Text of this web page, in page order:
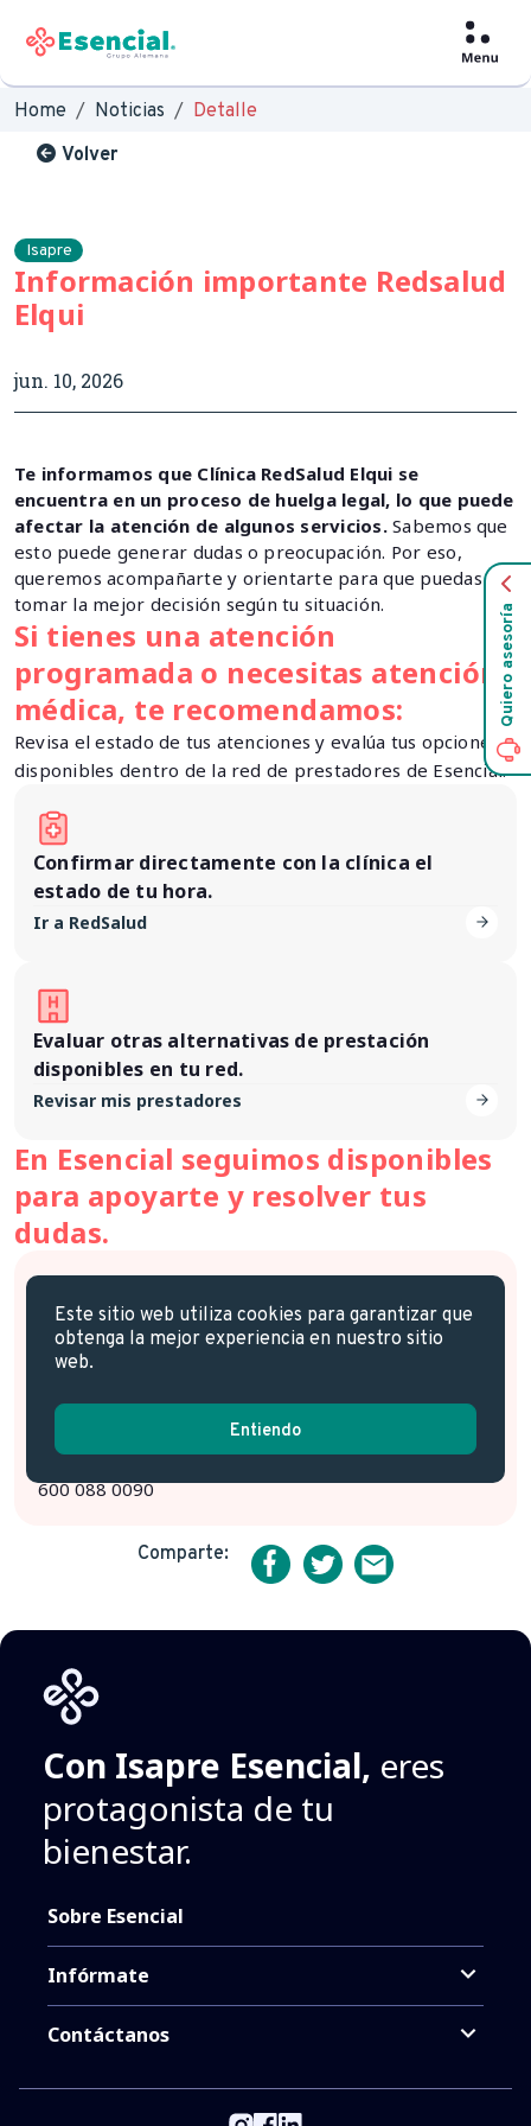
Quiero asesoría
Home Noticias
Detalle
Volver
Isapre
Información importante Redsalud
Elqui
jun. 10, 2026
Te informamos que Clínica RedSalud Elqui se
encuentra en un proceso de huelga legal, lo que puede
afectar la atención de algunos servicios.Sabemos que
esto puede generar dudas o preocupación. Por eso,
queremos acompañarte y orientarte para que puedas
tomar la mejor decisión según tu situación.
Si tienes una atención
programada o necesitas atención
médica, te recomendamos:
Revisa el estado de tus atenciones y evalúa tus opciones
disponibles dentro de la red de prestadores de Esencial.
Confirmar directamente con la clínica el
estado de tu hora.
Ir a RedSalud
Evaluar otras alternativas de prestación
disponibles en tu red.
Revisar mis prestadores
En Esencial seguimos disponibles
para apoyarte y resolver tus
dudas.
Sucursal Isapre Esencial
Av. Manquehue Norte #1410, piso 1, Vitacura
Horario de atención
8:30 AM – 17:30 PM hrs.
Contact Center
600 088 0090
Comparte:
Con Isapre Esencial, eres
protagonista de tu
bienestar.
Sobre Esencial
Infórmate
Contáctanos
Este sitio web utiliza cookies para garantizar que
obtenga la mejor experiencia en nuestro sitio
web.
Entiendo